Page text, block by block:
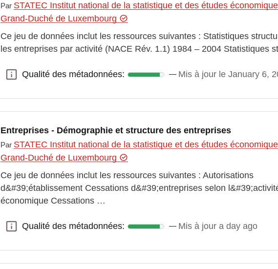
Par STATEC Institut national de la statistique et des études
Grand-Duché de Luxembourg
Ce jeu de données inclut les ressources suivantes : Statistiques
les entreprises par activité (NACE Rév. 1.1) 1984 – 2004 Statistiques
Qualité des métadonnées:
Qualité des métadonnées: Mis à jour le January 6,
Entreprises - Démographie et structure des entreprises
Par STATEC Institut national de la statistique et des études
Grand-Duché de Luxembourg
Ce jeu de données inclut les ressources suivantes : Autorisations
d&#39;établissement Cessations d&#39;entreprises selon
économique Cessations …
Qualité des métadonnées:
Qualité des métadonnées: Mis à jour a day ago